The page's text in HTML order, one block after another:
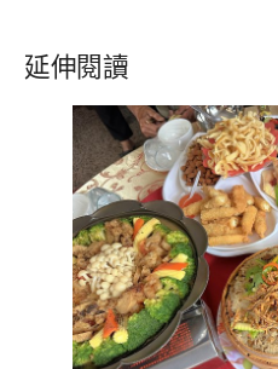
延伸閱讀